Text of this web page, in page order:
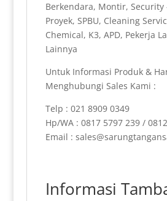
Berkendara, Montir, Security
Proyek, SPBU, Cleaning
Chemical, K3, APD, Pekerja
Lainnya
Untuk Informasi Produk &
Menghubungi Sales Kami :
Telp : 021 8909 0349
Hp/WA : 0817 5797 239 /
Email :
Informasi